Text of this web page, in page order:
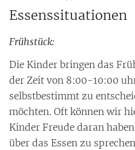
Essenssituationen
Frühstück:
Die Kinder bringen das
der Zeit von 8:00-10:00
selbstbestimmt zu
möchten. Oft können wir
Kinder Freude daran
über das Essen zu